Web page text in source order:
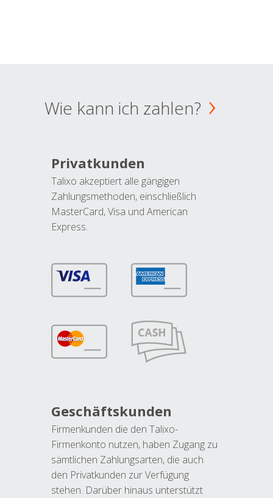
Wie kann ich zahlen?
Privatkunden
Talixo akzeptiert alle gängigen
Zahlungsmethoden, einschließlich
MasterCard, Visa und American
Express.
Geschäftskunden
Firmenkunden die den Talixo-
Firmenkonto nutzen, haben Zugang zu
sämtlichen Zahlungsarten, die auch
den Privatkunden zur Verfügung
stehen. Darüber hinaus unterstützt